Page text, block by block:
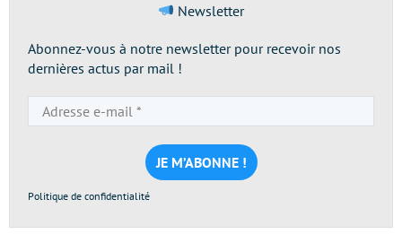
Newsletter
Abonnez-vous à notre newsletter pour recevoir nos
dernières actus par mail !
e-
mail
*
Politique de confidentialité